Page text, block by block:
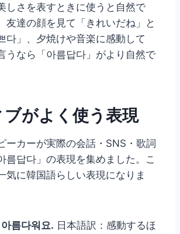
しさを表すときに使うと自然で
友達の顔を見て「きれいだね」と
다」、夕焼けや音楽に感動して
うなら「아름답다」がより自然で
がよく使う表現
ーカーが実際の会話・SNS・歌詞
름답다」の表現を集めました。こ
気に韓国語らしい表現になりま
름다워요. 日本語訳：感動するほ